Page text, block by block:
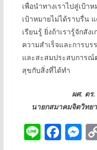
เพื่อนำทางเราไปสู่เป้า
เป้าหมายไม่ได้ราบรื่น
เรียนรู้ ยิ่งถ้าเรารู้จักสัง
ความสำเร็จและการบร
และสะสมประสบการณ์
สุขกับสิ่งที่ได้ทำ
ผศ. ดร
นายกสมาคมจิตวิทย
Li F M